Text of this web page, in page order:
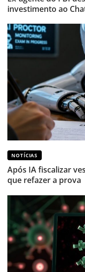
investimento ao
NOTÍCIAS
Após IA fiscalizar
que refazer a prova